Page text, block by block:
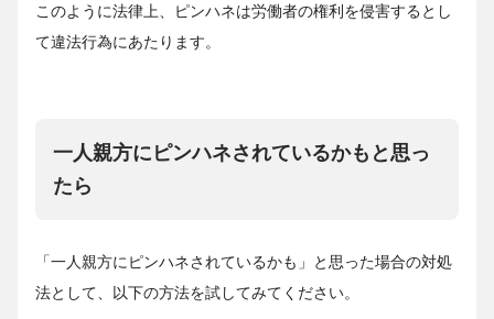
このように法律上、ピンハネは労働者の権利を侵害するとし
て違法行為にあたります。
一人親方にピンハネされているかもと思っ
たら
「一人親方にピンハネされているかも」と思った場合の対処
法として、以下の方法を試してみてください。